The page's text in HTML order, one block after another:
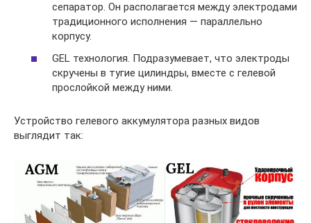
сепаратор. Он располагается между электродами
традиционного исполнения — параллельно
корпусу.
GEL технология. Подразумевает, что электроды
скручены в тугие цилиндры, вместе с гелевой
прослойкой между ними.
Устройство гелевого аккумулятора разных видов
выглядит так: